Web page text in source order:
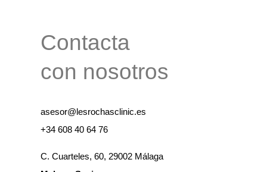
Contacta
con nosotros
asesor@lesrochasclinic.es
+34 608 40 64 76
C. Cuarteles, 60, 29002 Málaga